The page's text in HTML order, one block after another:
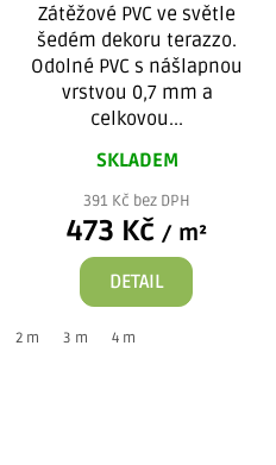
Zátěžové PVC ve světle
šedém dekoru terazzo.
Odolné PVC s nášlapnou
vrstvou 0,7 mm a
celkovou...
SKLADEM
391 Kč bez DPH
473 Kč / m²
DETAIL
2 m 3 m 4 m